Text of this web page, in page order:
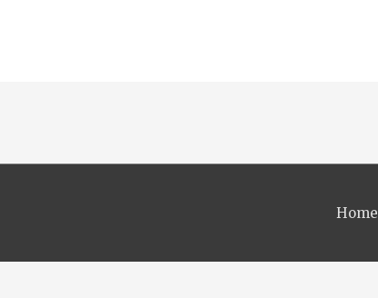
Home